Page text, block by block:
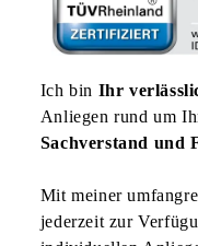
Ich bin Ihr
Anliegen rund um
Sachverstand und
Mit meiner
jederzeit zur